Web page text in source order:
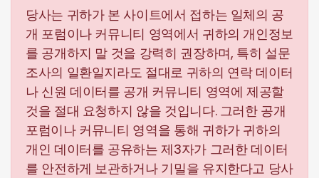
당사는 귀하가 본 사이트에서 접하는 일체의 공
개 포럼이나 커뮤니티 영역에서 귀하의 개인정보
를 공개하지 말 것을 강력히 권장하며, 특히 설문
조사의 일환일지라도 절대로 귀하의 연락 데이터
나 신원 데이터를 공개 커뮤니티 영역에 제공할
것을 절대 요청하지 않을 것입니다. 그러한 공개
포럼이나 커뮤니티 영역을 통해 귀하가 귀하의
개인 데이터를 공유하는 제3자가 그러한 데이터
를 안전하게 보관하거나 기밀을 유지한다고 당사